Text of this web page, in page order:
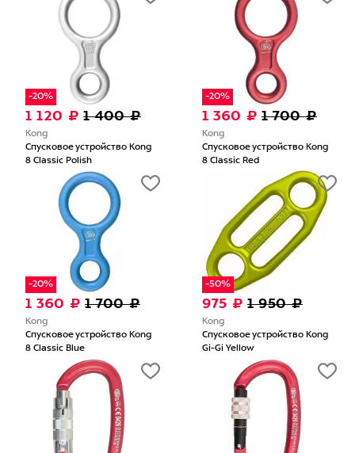
-20%
1 120 ₽ 1 400 ₽
Kong
Спусковое устройство Kong
8 Classic Polish
-20%
1 360 ₽ 1 700 ₽
Kong
Спусковое устройство Kong
8 Classic Red
-20%
1 360 ₽ 1 700 ₽
Kong
Спусковое устройство Kong
8 Classic Blue
-50%
975 ₽ 1 950 ₽
Kong
Спусковое устройство Kong
Gi-Gi Yellow